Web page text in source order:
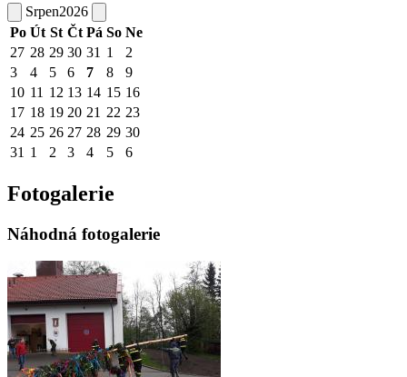
Srpen2026
Po Út St Čt Pá So Ne
27 28 29 30 31 1
2
3
4 5 6 7 8
9
10 11 12 13 14 15 16
17 18 19 20 21 22 23
24 25 26 27 28 29 30
31 1 2 3 4 5 6
Fotogalerie
Náhodná fotogalerie